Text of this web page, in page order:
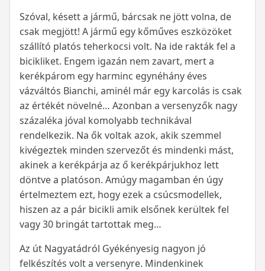
Szóval, késett a jármű, bárcsak ne jött volna, de
csak megjött! A jármű egy kőműves eszközöket
szállító platós teherkocsi volt. Na ide rakták fel a
bicikliket. Engem igazán nem zavart, mert a
kerékpárom egy harminc egynéhány éves
vázváltós Bianchi, aminél már egy karcolás is csak
az értékét növelné… Azonban a versenyzők nagy
százaléka jóval komolyabb technikával
rendelkezik. Na ők voltak azok, akik szemmel
kivégeztek minden szervezőt és mindenki mást,
akinek a kerékpárja az ő kerékpárjukhoz lett
döntve a platóson. Amúgy magamban én úgy
értelmeztem ezt, hogy ezek a csúcsmodellek,
hiszen az a pár bicikli amik elsőnek kerültek fel
vagy 30 bringát tartottak meg…
Az út Nagyatádról Gyékényesig nagyon jó
felkészítés volt a versenyre. Mindenkinek